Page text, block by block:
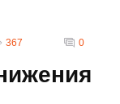
367 0